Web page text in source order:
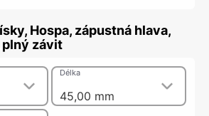
Hospa, zápustná hlava,
plný závit
45,00 mm
Délka